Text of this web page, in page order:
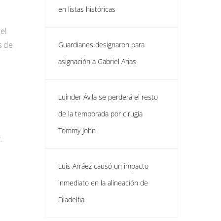
de
en listas históricas
Guardianes designaron para
asignación a Gabriel Arias
Luinder Ávila se perderá el resto
de la temporada por cirugía
Tommy John
Luis Arráez causó un impacto
inmediato en la alineación de
Filadelfia